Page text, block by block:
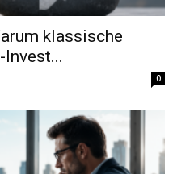
klassische
0